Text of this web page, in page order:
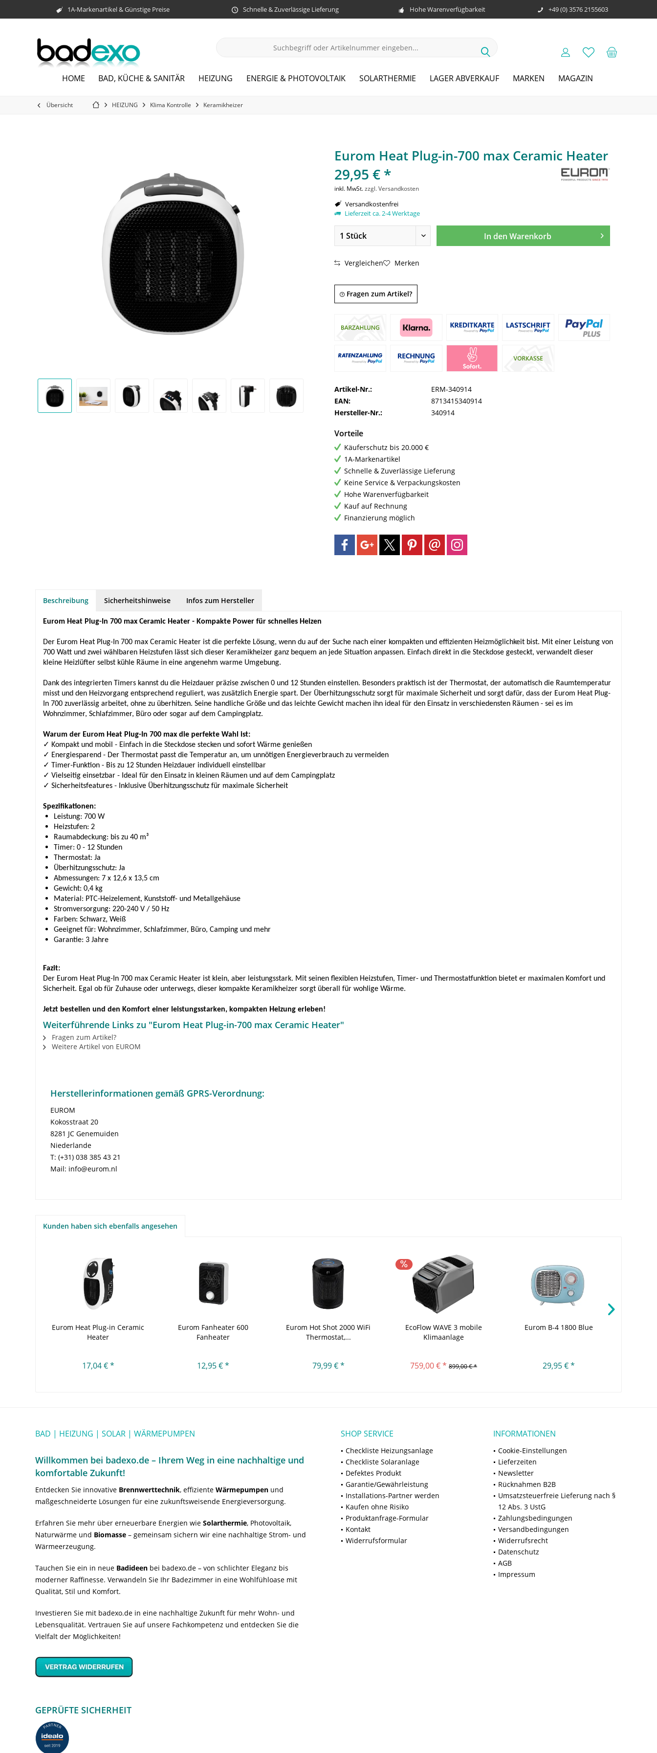
1A-Markenartikel & Günstige Preise Schnelle & Zuverlässige Lieferung Hohe Warenverfügbarkeit +49 (0) 3576 2155603
HOME BAD, KÜCHE & SANITÄR HEIZUNG ENERGIE & PHOTOVOLTAIK SOLARTHERMIE LAGER ABVERKAUF MARKEN MAGAZIN
Übersicht HEIZUNG Klima Kontrolle Keramikheizer
Eurom Heat Plug-in-700 max Ceramic Heater
29,95 € *
inkl. MwSt.zzgl. Versandkosten
Versandkostenfrei
Lieferzeit ca. 2-4 Werktage
In den Warenkorb
Vergleichen Merken
Fragen zum Artikel?
Artikel-Nr.:
ERM-340914
EAN:
8713415340914
Hersteller-Nr.:
340914
Vorteile
Käuferschutz bis 20.000 €
1A-Markenartikel
Schnelle & Zuverlässige Lieferung
Keine Service & Verpackungskosten
Hohe Warenverfügbarkeit
Kauf auf Rechnung
Finanzierung möglich
Beschreibung Sicherheitshinweise Infos zum Hersteller
Eurom Heat Plug-In 700 max Ceramic Heater - Kompakte Power für schnelles Heizen
Der Eurom Heat Plug-In 700 max Ceramic Heater ist die perfekte Lösung, wenn du auf der Suche nach einer kompakten und effizienten Heizmöglichkeit bist. Mit einer Leistung von
700 Watt und zwei wählbaren Heizstufen lässt sich dieser Keramikheizer ganz bequem an jede Situation anpassen. Einfach direkt in die Steckdose gesteckt, verwandelt dieser
kleine Heizlüfter selbst kühle Räume in eine angenehm warme Umgebung.
Dank des integrierten Timers kannst du die Heizdauer präzise zwischen 0 und 12 Stunden einstellen. Besonders praktisch ist der Thermostat, der automatisch die Raumtemperatur
misst und den Heizvorgang entsprechend reguliert, was zusätzlich Energie spart. Der Überhitzungsschutz sorgt für maximale Sicherheit und sorgt dafür, dass der Eurom Heat Plug-
In 700 zuverlässig arbeitet, ohne zu überhitzen. Seine handliche Größe und das leichte Gewicht machen ihn ideal für den Einsatz in verschiedensten Räumen - sei es im
Wohnzimmer, Schlafzimmer, Büro oder sogar auf dem Campingplatz.
Warum der Eurom Heat Plug-In 700 max die perfekte Wahl ist:
✓ Kompakt und mobil - Einfach in die Steckdose stecken und sofort Wärme genießen
✓ Energiesparend - Der Thermostat passt die Temperatur an, um unnötigen Energieverbrauch zu vermeiden
✓ Timer-Funktion - Bis zu 12 Stunden Heizdauer individuell einstellbar
✓ Vielseitig einsetzbar - Ideal für den Einsatz in kleinen Räumen und auf dem Campingplatz
✓ Sicherheitsfeatures - Inklusive Überhitzungsschutz für maximale Sicherheit
Spezifikationen:
Leistung: 700 W
Heizstufen: 2
Raumabdeckung: bis zu 40 m³
Timer: 0 - 12 Stunden
Thermostat: Ja
Überhitzungsschutz: Ja
Abmessungen: 7 x 12,6 x 13,5 cm
Gewicht: 0,4 kg
Material: PTC-Heizelement, Kunststoff- und Metallgehäuse
Stromversorgung: 220-240 V / 50 Hz
Farben: Schwarz, Weiß
Geeignet für: Wohnzimmer, Schlafzimmer, Büro, Camping und mehr
Garantie: 3 Jahre
Fazit:
Der Eurom Heat Plug-In 700 max Ceramic Heater ist klein, aber leistungsstark. Mit seinen flexiblen Heizstufen, Timer- und Thermostatfunktion bietet er maximalen Komfort und
Sicherheit. Egal ob für Zuhause oder unterwegs, dieser kompakte Keramikheizer sorgt überall für wohlige Wärme.
Jetzt bestellen und den Komfort einer leistungsstarken, kompakten Heizung erleben!
Weiterführende Links zu "Eurom Heat Plug-in-700 max Ceramic Heater"
Fragen zum Artikel?
Weitere Artikel von EUROM
Herstellerinformationen gemäß GPRS-Verordnung:
EUROM
Kokosstraat 20
8281 JC Genemuiden
Niederlande
T: (+31) 038 385 43 21
Mail: info@eurom.nl
Kunden haben sich ebenfalls angesehen
Eurom Heat Plug-in Ceramic
Heater
17,04 € *
Eurom Fanheater 600
Fanheater
12,95 € *
Eurom Hot Shot 2000 WiFi
Thermostat,...
79,99 € *
EcoFlow WAVE 3 mobile
Klimaanlage
759,00 € * 899,00 € *
Eurom B-4 1800 Blue
29,95 € *
BAD | HEIZUNG | SOLAR | WÄRMEPUMPEN
Willkommen bei badexo.de – Ihrem Weg in eine nachhaltige und
komfortable Zukunft!
Entdecken Sie innovative Brennwerttechnik, effiziente Wärmepumpen und
maßgeschneiderte Lösungen für eine zukunftsweisende Energieversorgung.
Erfahren Sie mehr über erneuerbare Energien wie Solarthermie, Photovoltaik,
Naturwärme und Biomasse – gemeinsam sichern wir eine nachhaltige Strom- und
Wärmeerzeugung.
Tauchen Sie ein in neue Badideen bei badexo.de – von schlichter Eleganz bis
moderner Raffinesse. Verwandeln Sie Ihr Badezimmer in eine Wohlfühloase mit
Qualität, Stil und Komfort.
Investieren Sie mit badexo.de in eine nachhaltige Zukunft für mehr Wohn- und
Lebensqualität. Vertrauen Sie auf unsere Fachkompetenz und entdecken Sie die
Vielfalt der Möglichkeiten!
GEPRÜFTE SICHERHEIT
SHOP SERVICE
Checkliste Heizungsanlage
Checkliste Solaranlage
Defektes Produkt
Garantie/Gewährleistung
Installations-Partner werden
Kaufen ohne Risiko
Produktanfrage-Formular
Kontakt
Widerrufsformular
INFORMATIONEN
Cookie-Einstellungen
Lieferzeiten
Newsletter
Rücknahmen B2B
Umsatzsteuerfreie Lieferung nach §
12 Abs. 3 UstG
Zahlungsbedingungen
Versandbedingungen
Widerrufsrecht
Datenschutz
AGB
Impressum